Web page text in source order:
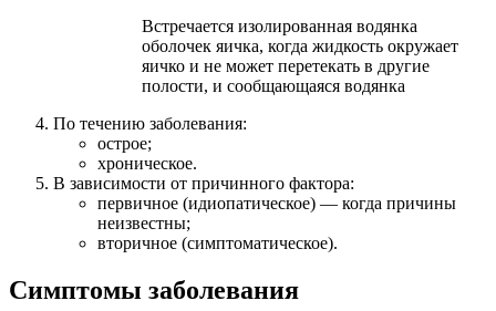
Встречается изолированная водянка
оболочек яичка, когда жидкость окружает
яичко и не может перетекать в другие
полости, и сообщающаяся водянка
По течению заболевания:
острое;
хроническое.
В зависимости от причинного фактора:
первичное (идиопатическое) — когда причины
неизвестны;
вторичное (симптоматическое).
Симптомы заболевания